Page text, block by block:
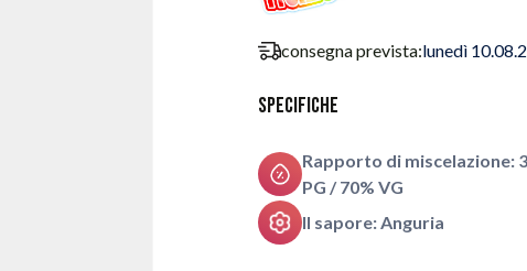
consegna prevista:lunedì
Specifiche
Rapporto di miscelazione:
PG / 70% VG
Il sapore: Anguria